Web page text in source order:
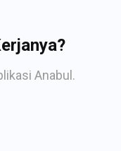
Anabul.